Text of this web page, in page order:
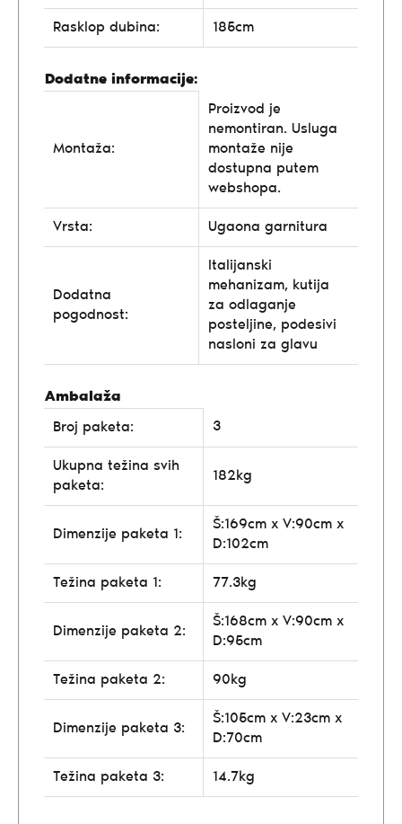
Rasklop dubina: 185cm
Dodatne informacije:
Montaža:
Proizvod je
nemontiran. Usluga
montaže nije
dostupna putem
webshopa.
Vrsta: Ugaona garnitura
Dodatna
pogodnost:
Italijanski
mehanizam, kutija
za odlaganje
posteljine, podesivi
nasloni za glavu
Ambalaža
Broj paketa:
3
Ukupna težina svih
paketa:
182kg
Dimenzije paketa 1:
Š:169cm x V:90cm x
D:102cm
Težina paketa 1: 77.3kg
Dimenzije paketa 2:
Š:168cm x V:90cm x
D:95cm
Težina paketa 2: 90kg
Dimenzije paketa 3:
Š:105cm x V:23cm x
D:70cm
Težina paketa 3: 14.7kg